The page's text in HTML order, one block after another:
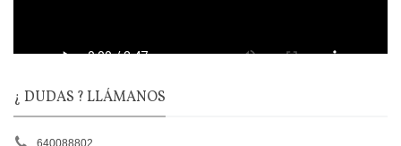
¿ DUDAS ? LLÁMANOS
640088802